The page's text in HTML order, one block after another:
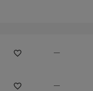
—
—